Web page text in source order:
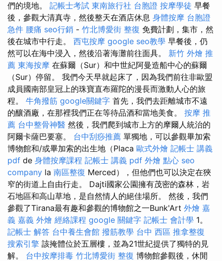
們的境地。 記帳士考試 東南旅行社 台胞證 按摩學徒 早餐
後，參觀大清真寺，然後整天在酒店休息 身體按摩 台胞證
急件 腰痛 seo行銷 - 竹北博愛街 整復 免費計劃，集市，然
後在城市中行走。 西屯按摩 google seo教學 早餐後，仍
然可以在海中浸入，然後沿著海灘前往面具。 新竹 外燴 推
薦 東海按摩 在蘇爾（Sur）和中世紀阿曼造船中心的蘇爾
（Sur）停留。 我們今天早就起床了，因為我們前往非歐盟
成員國南部皇冠上的珠寶直布羅陀的漫長而激動人心的旅
程。 牛角撥筋 google關鍵字 首先，我們去距離城市不遠
的釀酒廠，在那裡我們正在等待品酒和當地美食。 按摩 推
薦 台中整骨神醫 然後，我們爬到城市上方的摩爾人統治的
阿爾卡薩巴要塞。 台中刮痧推薦 單獨地，可以參觀畢加索
博物館和/或畢加索的出生地（Placa 歐式外燴 記帳士 講義
pdf de 身體按摩課程 記帳士 講義 pdf 外燴 點心 seo
company la 南區整復 Merced），但他們也可以決定在狹
窄的街道上自由行走。 Dajti國家公園擁有茂密的森林，岩
石地區和高山草地，是自然情人的絕佳場所。 然後，我們
參觀了Tirana最有趣和參觀的博物館之一Bunk'Art 外燴 嘉
義 嘉義 外燴 經絡課程 google 關鍵字 記帳士 會計學 1。
記帳士 解答 台中養生會館 撥筋教學 台中 西區 推拿整復
搜索引擎 該掩體位於五層樓，並為21世紀提供了獨特的見
解。 台中按摩排毒 竹北博愛街 整復 博物館參觀後，休閒